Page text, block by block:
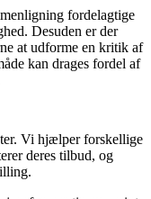
fordelagtige
Desuden er der
at udforme en kritik af
kan drages fordel af
Vi hjælper forskellige
deres tilbud, og